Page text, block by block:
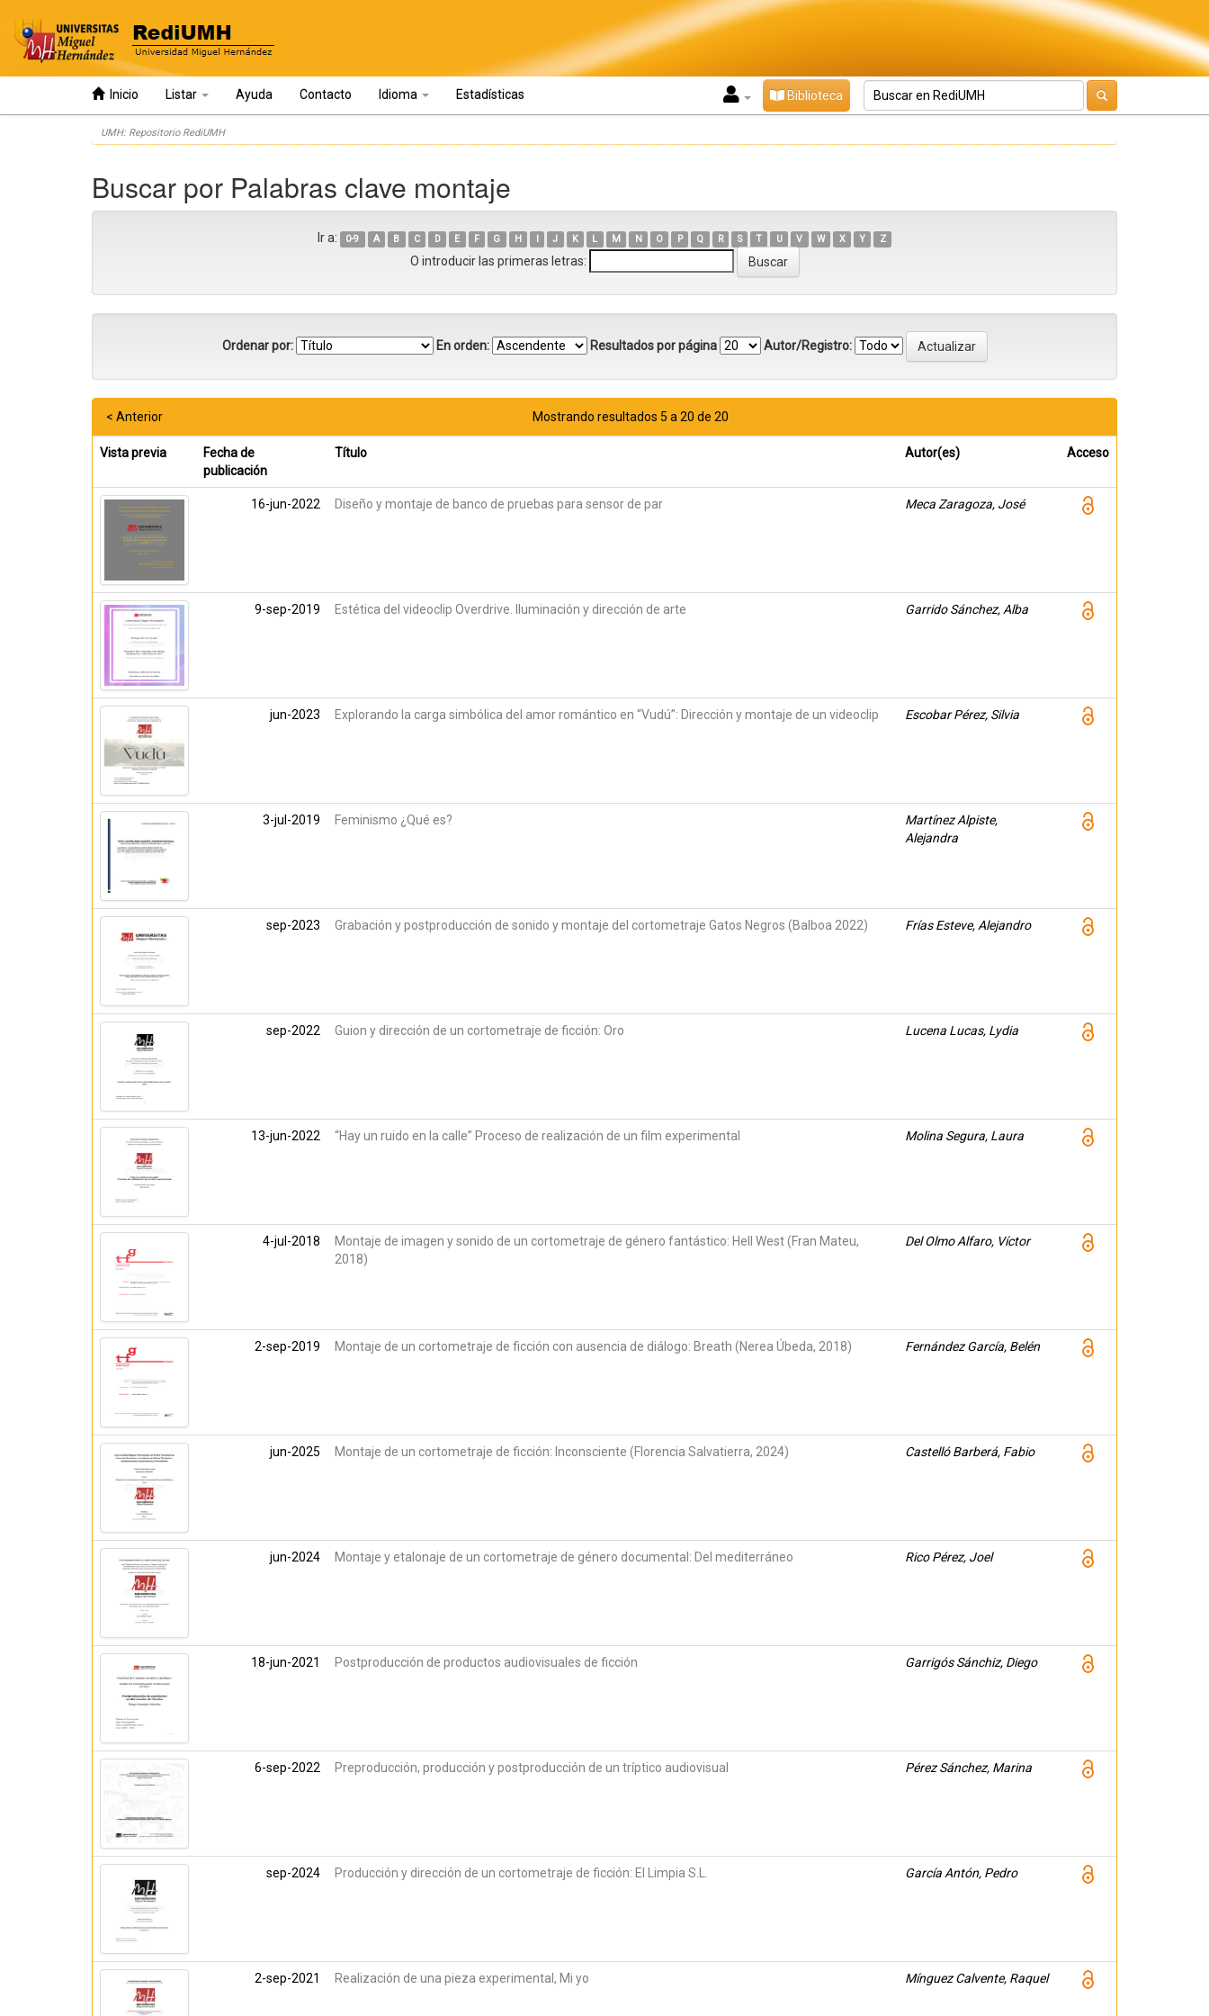
Inicio Listar Ayuda Contacto Idioma Estadísticas Biblioteca
UMH: Repositorio RediUMH
Buscar por Palabras clave montaje
Ir a: 0-9 A B C D E F G H I J K L M N O P Q R S T U V W X Y Z
O introducir las primeras letras:
Ordenar por: En orden: Resultados por página Autor/Registro:
Mostrando resultados 5 a 20 de 20
< Anterior
Vista previa
Fecha de
publicación
Título Autor(es) Acceso
16-jun-2022 Diseño y montaje de banco de pruebas para sensor de par Meca Zaragoza, José
9-sep-2019 Estética del videoclip Overdrive. Iluminación y dirección de arte Garrido Sánchez, Alba
jun-2023 Explorando la carga simbólica del amor romántico en “Vudú”: Dirección y montaje de un videoclip Escobar Pérez, Silvia
3-jul-2019 Feminismo ¿Qué es?
Martínez Alpiste,
Alejandra
sep-2023 Grabación y postproducción de sonido y montaje del cortometraje Gatos Negros (Balboa 2022) Frías Esteve, Alejandro
sep-2022 Guion y dirección de un cortometraje de ficción: Oro Lucena Lucas, Lydia
13-jun-2022 “Hay un ruido en la calle” Proceso de realización de un film experimental Molina Segura, Laura
4-jul-2018
Montaje de imagen y sonido de un cortometraje de género fantástico: Hell West (Fran Mateu,
2018)
Del Olmo Alfaro, Víctor
2-sep-2019 Montaje de un cortometraje de ficción con ausencia de diálogo: Breath (Nerea Úbeda, 2018) Fernández García, Belén
jun-2025 Montaje de un cortometraje de ficción: Inconsciente (Florencia Salvatierra, 2024) Castelló Barberá, Fabio
jun-2024 Montaje y etalonaje de un cortometraje de género documental: Del mediterráneo Rico Pérez, Joel
18-jun-2021 Postproducción de productos audiovisuales de ficción Garrigós Sánchiz, Diego
6-sep-2022 Preproducción, producción y postproducción de un tríptico audiovisual Pérez Sánchez, Marina
sep-2024 Producción y dirección de un cortometraje de ficción: El Limpia S.L. García Antón, Pedro
2-sep-2021 Realización de una pieza experimental, Mi yo Mínguez Calvente, Raquel